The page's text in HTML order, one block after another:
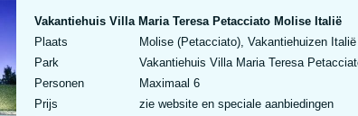
Vakantiehuis Villa Maria Teresa Petacciato Molise Italië
Plaats
Molise (Petacciato), Vakantiehuizen Italië
Park
Vakantiehuis Villa Maria Teresa
Personen
Maximaal 6
Prijs
zie website en speciale aanbiedingen